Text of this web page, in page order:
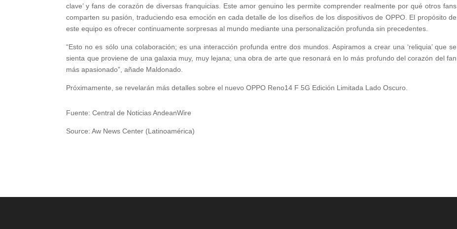
clave’ y fans de corazón de diversas franquicias. Este amor genuino les permite comprender realmente por qué otros fans
comparten su pasión, traduciendo esa emoción en cada detalle de los diseños de los dispositivos de OPPO. El propósito de
este equipo es ofrecer continuamente sorpresas al mundo mediante una personalización profunda sin precedentes.
“Esto no es sólo una colaboración; es una interacción profunda entre dos mundos. Aspiramos a crear una ‘reliquia’ que se
sienta que proviene de una galaxia muy, muy lejana; una obra de arte que resonará en lo más profundo del corazón del fan
más apasionado”, añade Maldonado.
Próximamente, se revelarán más detalles sobre el nuevo OPPO Reno14 F 5G Edición Limitada Lado Oscuro.
Fuente: Central de Noticias AndeanWire
Source: Aw News Center (Latinoamérica)